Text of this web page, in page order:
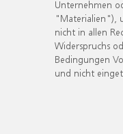
Unternehmen
"Materialien"),
nicht in allen
Widerspruchs
Bedingungen
und nicht